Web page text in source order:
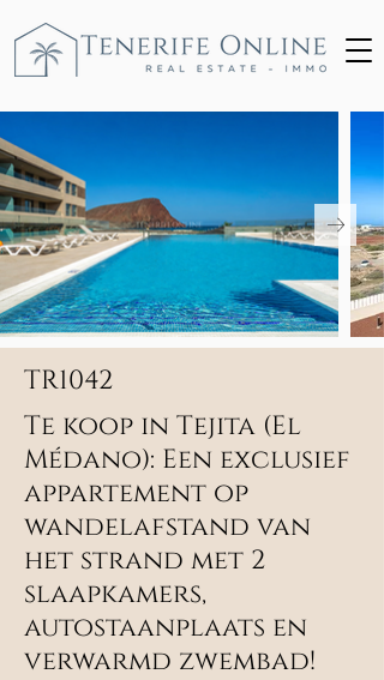
TR1042
Te koop in Tejita (El
Médano): Een exclusief
appartement op
wandelafstand van
het strand met 2
slaapkamers,
autostaanplaats en
verwarmd zwembad!